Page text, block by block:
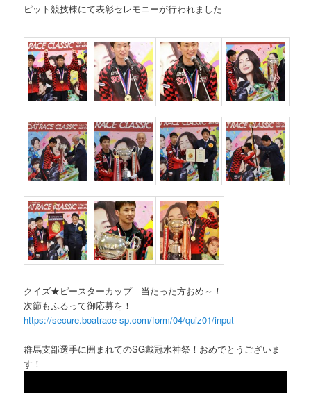
ピット競技棟にて表彰セレモニーが行われました
クイズ★ピースターカップ 当たった方おめ～！
次節もふるって御応募を！
https://secure.boatrace-sp.com/form/04/quiz01/input
群馬支部選手に囲まれてのSG戴冠水神祭！おめでとうございま
す！